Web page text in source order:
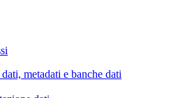
metadati e banche dati